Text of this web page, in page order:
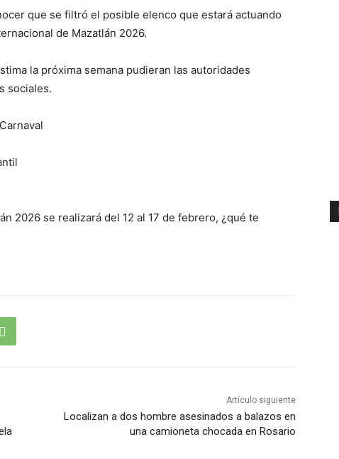
que se filtró el posible elenco que estará actuando
de Mazatlán 2026.
la próxima semana pudieran las autoridades
sociales.
2026 se realizará del 12 al 17 de febrero, ¿qué te
Artículo siguiente
Localizan a dos hombre asesinados a balazos en
una camioneta chocada en Rosario